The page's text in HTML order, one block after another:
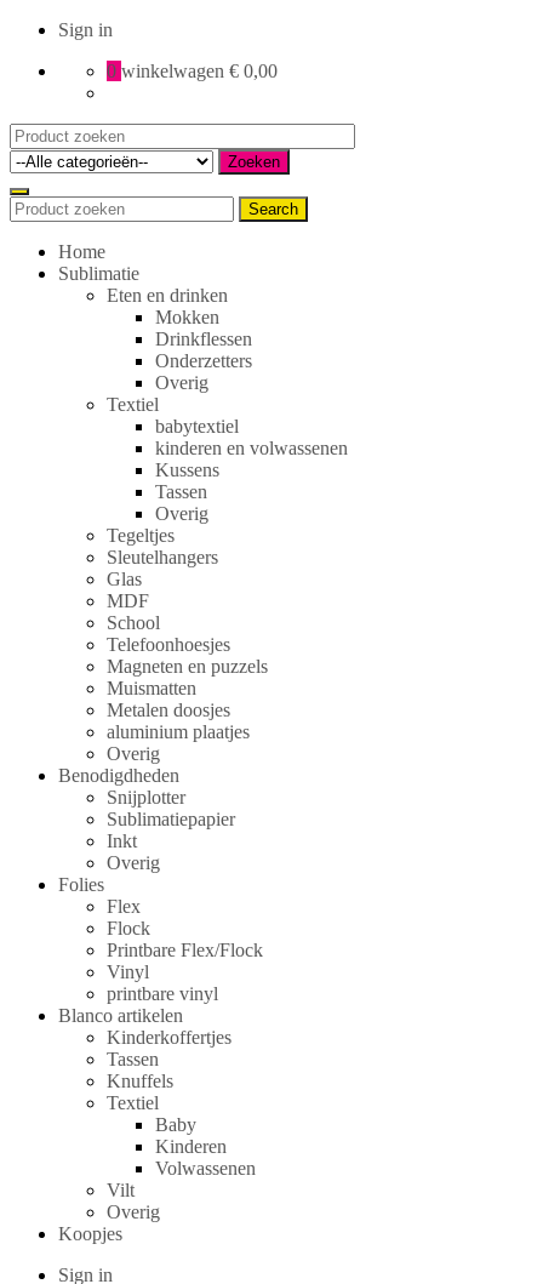
Sign in
0 winkelwagen € 0,00
Search
for:
Zoeken
Search
for:
Search
Home
Sublimatie
Eten en drinken
Mokken
Drinkflessen
Onderzetters
Overig
Textiel
babytextiel
kinderen en volwassenen
Kussens
Tassen
Overig
Tegeltjes
Sleutelhangers
Glas
MDF
School
Telefoonhoesjes
Magneten en puzzels
Muismatten
Metalen doosjes
aluminium plaatjes
Overig
Benodigdheden
Snijplotter
Sublimatiepapier
Inkt
Overig
Folies
Flex
Flock
Printbare Flex/Flock
Vinyl
printbare vinyl
Blanco artikelen
Kinderkoffertjes
Tassen
Knuffels
Textiel
Baby
Kinderen
Volwassenen
Vilt
Overig
Koopjes
Sign in